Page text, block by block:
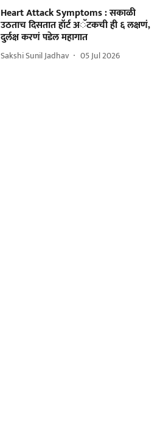
Heart Attack Symptoms : सकाळी
उठताच दिसतात हॉर्ट अॅटकची ही ६ लक्षणं,
दुर्लक्ष करणं पडेल महागात
Sakshi Sunil Jadhav 05 Jul 2026